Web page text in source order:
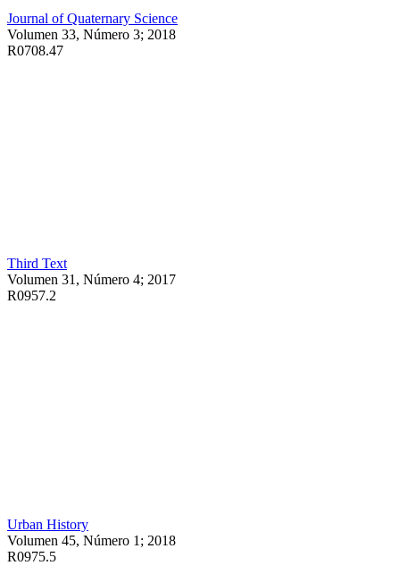
Journal of Quaternary Science
Volumen 33, Número 3; 2018
R0708.47
Third Text
Volumen 31, Número 4; 2017
R0957.2
Urban History
Volumen 45, Número 1; 2018
R0975.5